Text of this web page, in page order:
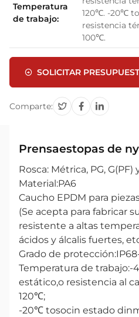
Temperatura
de trabajo:
120℃. -20℃
resistencia
100℃.
SOLICITAR
Comparte:
Prensaestopas de
Rosca: Métrica, PG, G(PF)
Material:PA6
Caucho EPDM para
(Se acepta para fabricar
resistente a altas
ácidos y álcalis fuertes,
Grado de
Temperatura de
estático,o resistencia al
120℃;
-20℃ tosocin estado